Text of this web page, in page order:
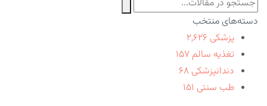
دسته‌های منتخب
پزشکی ۲,۶۲۶
تغذیه سالم ۱۵۷
دندانپزشکی ۶۸
طب سنتی ۱۵۱